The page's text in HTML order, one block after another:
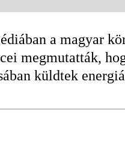
a magyar
megmutatták,
küldtek